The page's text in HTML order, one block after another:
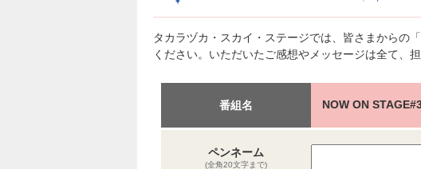
タカラヅカ・スカイ・ステージでは、皆さまからの
ください。いただいたご感想やメッセージは全て、
番組名 NOW ON
ペンネーム
(全角20文字まで)